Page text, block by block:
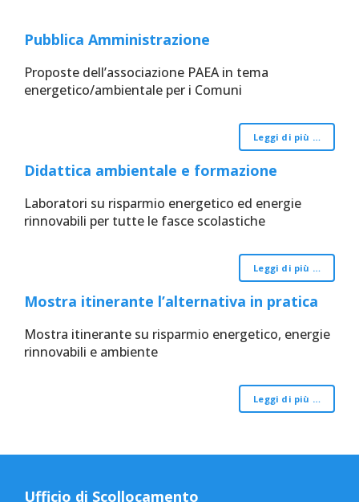
Pubblica Amministrazione
Proposte dell’associazione PAEA in tema
energetico/ambientale per i Comuni
Leggi di più …
Didattica ambientale e formazione
Laboratori su risparmio energetico ed energie
rinnovabili per tutte le fasce scolastiche
Leggi di più …
Mostra itinerante l’alternativa in pratica
Mostra itinerante su risparmio energetico, energie
rinnovabili e ambiente
Leggi di più …
Ufficio di Scollocamento